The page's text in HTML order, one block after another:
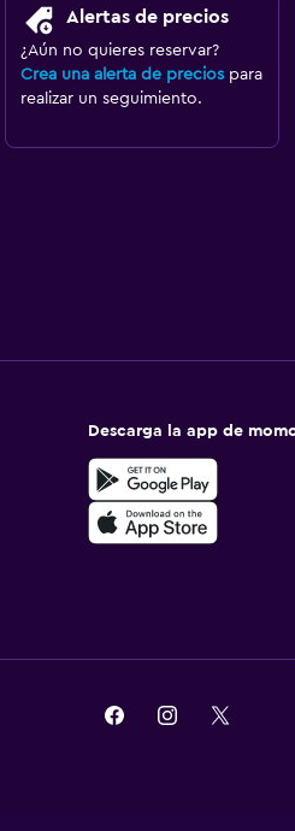
Alertas de precios
¿Aún no quieres reservar?
Crea una alerta de preciospara
realizar un seguimiento.
Descarga la app de